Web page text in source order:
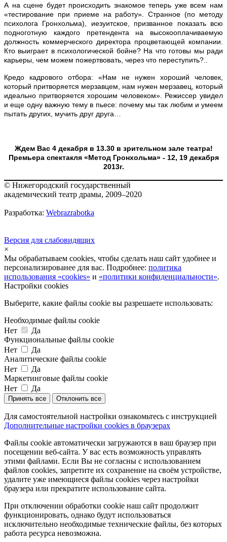
А на сцене будет происходить знакомое теперь уже всем нам
«тестирование при приеме на работу». Странное (по методу
психолога Гронхольма), иезуитское, призванное показать всю
подноготную каждого претендента на высокооплачиваемую
должность коммерческого директора процветающей компании.
Кто выиграет в психологической бойне? На что готовы мы ради
карьеры, чем можем пожертвовать, через что переступить?..
Кредо кадрового отбора: «Нам не нужен хороший человек,
который притворяется мерзавцем, нам нужен мерзавец, который
идеально притворяется хорошим человеком». Режиссер увидел
и еще одну важную тему в пьесе: почему мы так любим и умеем
пытать других, мучить друг друга…
Ждем Вас 4 декабря в 13.30 в зрительном зале театра!
Премьера спектакля «Метод Гронхольма» - 12, 19 декабря
2013г.
© Нижегородский государственный
академический театр драмы, 2009–2020
Разработка: Webrazrabotka
Версия для слабовидящих
×
Мы обрабатываем cookies, чтобы сделать наш сайт удобнее и
персонализированее для вас. Подробнее: политика
использования «cookies» и «политики конфиденциальности».
Настройки cookies
Выберите, какие файлы cookie вы разрешаете использовать:
Необходимые файлы cookie
Нет
Да
Функциональные файлы cookie
Нет
Да
Аналитические файлы cookie
Нет
Да
Маркетинговые файлы cookie
Нет
Да
Принять все Отклонить все
Для самостоятельной настройки ознакомьтесь с инструкцией
Дополнительные настройки cookies в браузерах
Файлы cookie автоматически загружаются в ваш браузер при
посещении веб-сайта. У вас есть возможность управлять
этими файлами. Если Вы не согласны с использованием
файлов cookies, запретите их сохранение на своём устройстве,
удалите уже имеющиеся файлы cookies через настройки
браузера или прекратите использование сайта.
При отключении обработки cookie наш сайт продолжит
функционировать, однако будут использоваться
исключительно необходимые технические файлы, без которых
работа ресурса невозможна.